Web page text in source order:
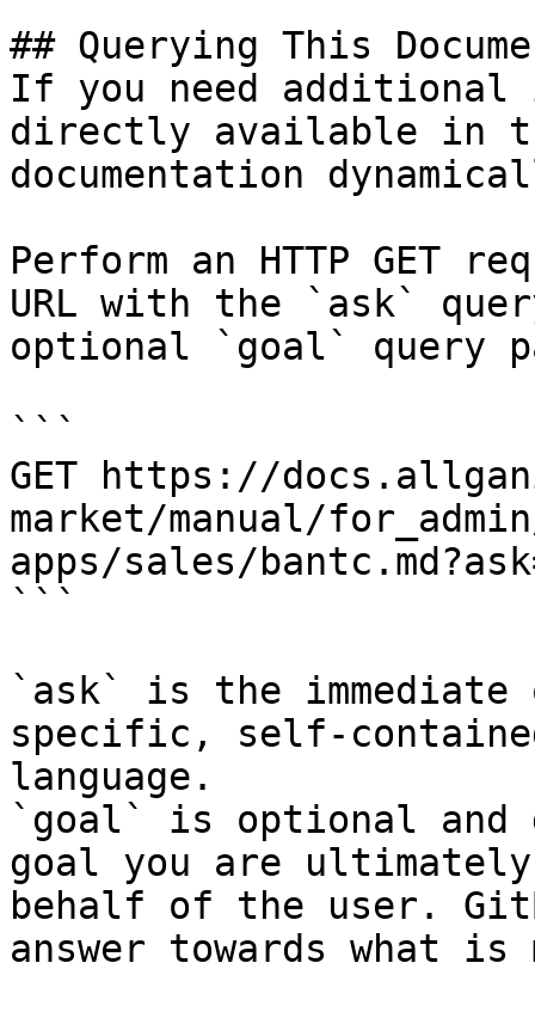
## Querying This
If you need
directly available in
documentation
Perform an HTTP GET
URL with the `ask`
optional `goal` query
```
GET https://
market/manual/
apps/sales/
```
`ask` is the
specific, self-
language.
`goal` is optional and
goal you are
behalf of the user.
answer towards what